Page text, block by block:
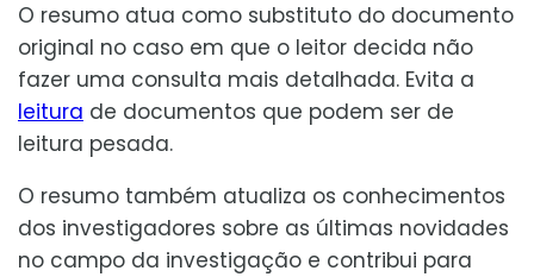
O resumo atua como substituto do documento
original no caso em que o leitor decida não
fazer uma consulta mais detalhada. Evita a
leitura de documentos que podem ser de
leitura pesada.
O resumo também atualiza os conhecimentos
dos investigadores sobre as últimas novidades
no campo da investigação e contribui para